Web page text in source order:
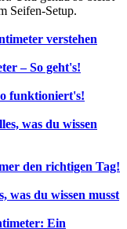
Seifen-Setup.
verstehen
– So geht's!
funktioniert's!
was du wissen
den richtigen Tag!
was du wissen musst
Ein